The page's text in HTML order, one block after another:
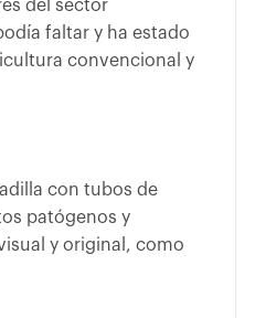
del sector
faltar y ha estado
convencional y
con tubos de
patógenos y
y original, como